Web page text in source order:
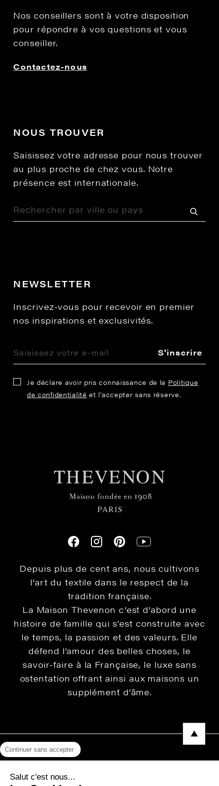
Nos conseillers sont à votre disposition
pour répondre à vos questions et vous
conseiller.
Contactez-nous
NOUS TROUVER
Saisissez votre adresse pour nous trouver
au plus proche de chez vous. Notre
présence est internationale.
NEWSLETTER
Inscrivez-vous pour recevoir en premier
nos inspirations et exclusivités.
S'inscrire
Je déclare avoir pris connaissance de la Politique
de confidentialité et l’accepter sans réserve.
Depuis plus de cent ans, nous cultivons
l’art du textile dans le respect de la
tradition française.
La Maison Thevenon c’est d’abord une
histoire de famille qui s’est construite avec
le temps, la passion et des valeurs. Elle
défend l’amour des belles choses, le
savoir-faire à la Française, le luxe sans
ostentation offrant ainsi aux maisons un
supplément d’âme.
Continuer sans accepter
Salut c'est nous...